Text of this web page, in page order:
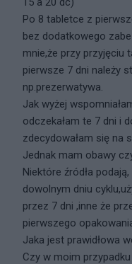
Po 8 tabletce z
bez dodatkowego
mnie,że przy przyjęciu
pierwsze 7 dni należy
np.prezerwatywa.
Jak wyżej
odczekałam te 7 dni i
zdecydowałam się na
Jednak mam obawy
Niektóre źródła
dowolnym dniu
przez 7 dni ,inne że
pierwszego
Jaka jest prawidłowa
Czy w moim